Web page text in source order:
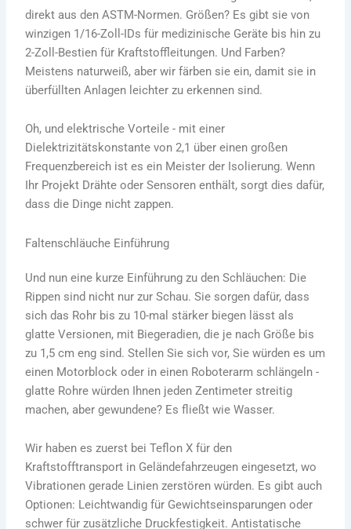
direkt aus den ASTM-Normen. Größen? Es gibt sie von
winzigen 1/16-Zoll-IDs für medizinische Geräte bis hin zu
2-Zoll-Bestien für Kraftstoffleitungen. Und Farben?
Meistens naturweiß, aber wir färben sie ein, damit sie in
überfüllten Anlagen leichter zu erkennen sind.
Oh, und elektrische Vorteile - mit einer
Dielektrizitätskonstante von 2,1 über einen großen
Frequenzbereich ist es ein Meister der Isolierung. Wenn
Ihr Projekt Drähte oder Sensoren enthält, sorgt dies dafür,
dass die Dinge nicht zappen.
Faltenschläuche Einführung
Und nun eine kurze Einführung zu den Schläuchen: Die
Rippen sind nicht nur zur Schau. Sie sorgen dafür, dass
sich das Rohr bis zu 10-mal stärker biegen lässt als
glatte Versionen, mit Biegeradien, die je nach Größe bis
zu 1,5 cm eng sind. Stellen Sie sich vor, Sie würden es um
einen Motorblock oder in einen Roboterarm schlängeln -
glatte Rohre würden Ihnen jeden Zentimeter streitig
machen, aber gewundene? Es fließt wie Wasser.
Wir haben es zuerst bei Teflon X für den
Kraftstofftransport in Geländefahrzeugen eingesetzt, wo
Vibrationen gerade Linien zerstören würden. Es gibt auch
Optionen: Leichtwandig für Gewichtseinsparungen oder
schwer für zusätzliche Druckfestigkeit. Antistatische